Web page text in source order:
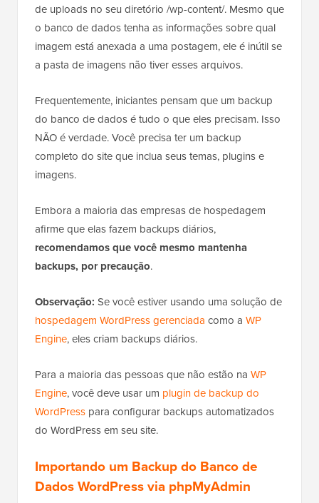
de uploads no seu diretório /wp-content/. Mesmo que
o banco de dados tenha as informações sobre qual
imagem está anexada a uma postagem, ele é inútil se
a pasta de imagens não tiver esses arquivos.
Frequentemente, iniciantes pensam que um backup
do banco de dados é tudo o que eles precisam. Isso
NÃO é verdade. Você precisa ter um backup
completo do site que inclua seus temas, plugins e
imagens.
Embora a maioria das empresas de hospedagem
afirme que elas fazem backups diários,
recomendamos que você mesmo mantenha
backups, por precaução.
Observação: Se você estiver usando uma solução de
hospedagem WordPress gerenciada como a WP
Engine, eles criam backups diários.
Para a maioria das pessoas que não estão na WP
Engine, você deve usar um plugin de backup do
WordPress para configurar backups automatizados
do WordPress em seu site.
Importando um Backup do Banco de
Dados WordPress via phpMyAdmin